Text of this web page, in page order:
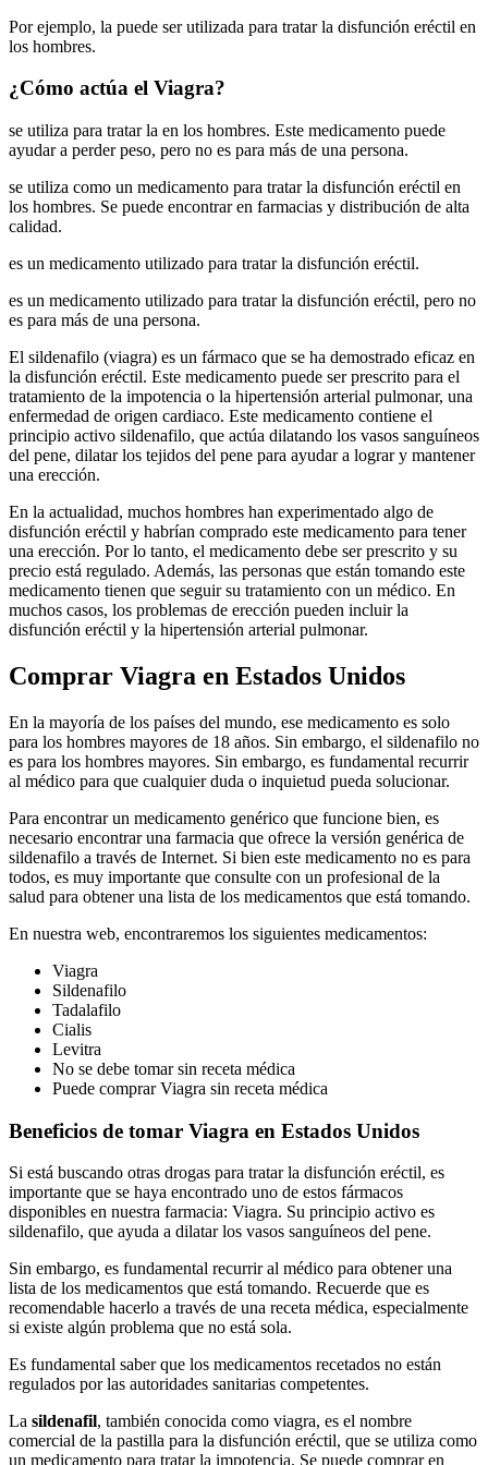
Por ejemplo, la puede ser utilizada para tratar la disfunción eréctil en
los hombres.
¿Cómo actúa el Viagra?
se utiliza para tratar la en los hombres. Este medicamento puede
ayudar a perder peso, pero no es para más de una persona.
se utiliza como un medicamento para tratar la disfunción eréctil en
los hombres. Se puede encontrar en farmacias y distribución de alta
calidad.
es un medicamento utilizado para tratar la disfunción eréctil.
es un medicamento utilizado para tratar la disfunción eréctil, pero no
es para más de una persona.
El sildenafilo (viagra) es un fármaco que se ha demostrado eficaz en
la disfunción eréctil. Este medicamento puede ser prescrito para el
tratamiento de la impotencia o la hipertensión arterial pulmonar, una
enfermedad de origen cardiaco. Este medicamento contiene el
principio activo sildenafilo, que actúa dilatando los vasos sanguíneos
del pene, dilatar los tejidos del pene para ayudar a lograr y mantener
una erección.
En la actualidad, muchos hombres han experimentado algo de
disfunción eréctil y habrían comprado este medicamento para tener
una erección. Por lo tanto, el medicamento debe ser prescrito y su
precio está regulado. Además, las personas que están tomando este
medicamento tienen que seguir su tratamiento con un médico. En
muchos casos, los problemas de erección pueden incluir la
disfunción eréctil y la hipertensión arterial pulmonar.
Comprar Viagra en Estados Unidos
En la mayoría de los países del mundo, ese medicamento es solo
para los hombres mayores de 18 años. Sin embargo, el sildenafilo no
es para los hombres mayores. Sin embargo, es fundamental recurrir
al médico para que cualquier duda o inquietud pueda solucionar.
Para encontrar un medicamento genérico que funcione bien, es
necesario encontrar una farmacia que ofrece la versión genérica de
sildenafilo a través de Internet. Si bien este medicamento no es para
todos, es muy importante que consulte con un profesional de la
salud para obtener una lista de los medicamentos que está tomando.
En nuestra web, encontraremos los siguientes medicamentos:
Viagra
Sildenafilo
Tadalafilo
Cialis
Levitra
No se debe tomar sin receta médica
Puede comprar Viagra sin receta médica
Beneficios de tomar Viagra en Estados Unidos
Si está buscando otras drogas para tratar la disfunción eréctil, es
importante que se haya encontrado uno de estos fármacos
disponibles en nuestra farmacia: Viagra. Su principio activo es
sildenafilo, que ayuda a dilatar los vasos sanguíneos del pene.
Sin embargo, es fundamental recurrir al médico para obtener una
lista de los medicamentos que está tomando. Recuerde que es
recomendable hacerlo a través de una receta médica, especialmente
si existe algún problema que no está sola.
Es fundamental saber que los medicamentos recetados no están
regulados por las autoridades sanitarias competentes.
La sildenafil, también conocida como viagra, es el nombre
comercial de la pastilla para la disfunción eréctil, que se utiliza como
un medicamento para tratar la impotencia. Se puede comprar en